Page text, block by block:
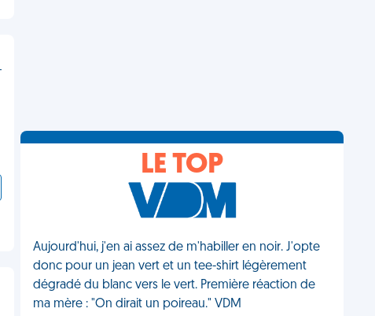
LE TOP
Aujourd'hui, j'en ai assez de m'habiller en noir. J'opte
donc pour un jean vert et un tee-shirt légèrement
dégradé du blanc vers le vert. Première réaction de
ma mère : "On dirait un poireau." VDM